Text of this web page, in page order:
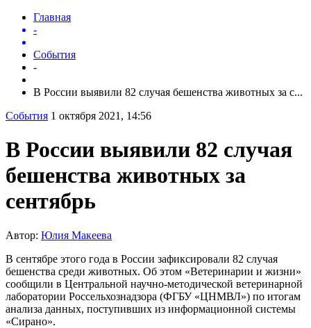
Главная
-
События
-
В России выявили 82 случая бешенства животных за с...
События 1 октября 2021, 14:56
В России выявили 82 случая
бешенства животных за
сентябрь
Автор: Юлия Макеева
В сентябре этого года в России зафиксировали 82 случая
бешенства среди животных. Об этом «Ветеринарии и жизни»
сообщили в Центральной научно-методической ветеринарной
лаборатории Россельхознадзора (ФГБУ «ЦНМВЛ») по итогам
анализа данных, поступивших из информационной системы
«Сирано».